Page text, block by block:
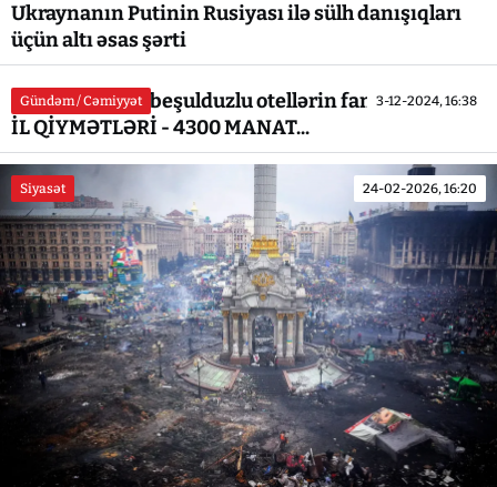
Ukraynanın Putinin Rusiyası ilə sülh danışıqları
üçün altı əsas şərti
Gündəm / Cəmiyyət 3-12-2024, 16:38
Azərbaycanda beşulduzlu otellərin fantastik YENİ
İL QİYMƏTLƏRİ - 4300 MANAT...
Siyasət 24-02-2026, 16:20